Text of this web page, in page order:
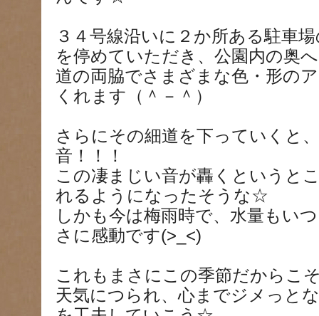
３４号線沿いに２か所ある駐車
を停めていただき、公園内の奥
道の両脇でさまざまな色・形の
くれます（＾－＾）
さらにその細道を下っていくと
音！！！
この凄まじい音が轟くというと
れるようになったそうな☆
しかも今は梅雨時で、水量もい
さに感動です(>_<)
これもまさにこの季節だからこ
天気につられ、心までジメっと